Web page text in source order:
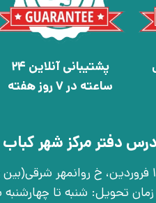
پشتیبانی آنلاین 24
ساعته در 7 روز هفته
دفتر مرکز شهر
اوّل، پلاک 1 - زمان تحویل: شنبه